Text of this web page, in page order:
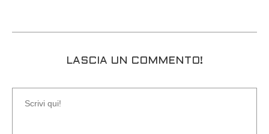
LASCIA UN COMMENTO!